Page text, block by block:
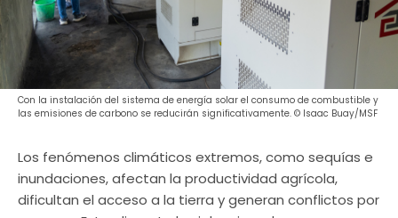
Con la instalación del sistema de energía solar el consumo de combustible y
las emisiones de carbono se reducirán significativamente. © Isaac Buay/MSF
Los fenómenos climáticos extremos, como sequías e
inundaciones, afectan la productividad agrícola,
dificultan el acceso a la tierra y generan conflictos por